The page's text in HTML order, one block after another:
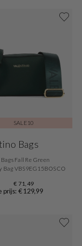
SALE10
Bags
Fall Re Green
Bag VBS9EG15BOSCO
€ 71,49
prijs: € 129,99